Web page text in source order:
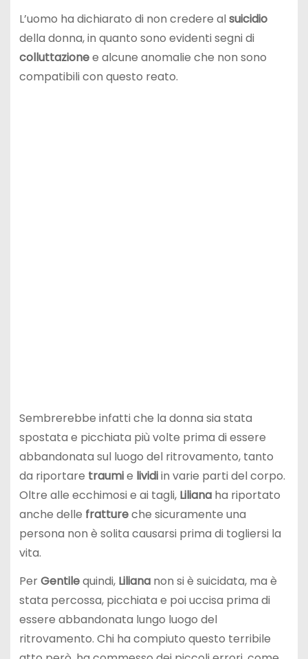
L’uomo ha dichiarato di non credere alsuicidio
della donna, in quanto sono evidenti segni di
colluttazionee alcune anomalie che non sono
compatibili con questo reato.
Sembrerebbe infatti che la donna sia stata
spostata e picchiata più volte prima di essere
abbandonata sul luogo del ritrovamento, tanto
da riportare traumie lividiin varie parti del corpo.
Oltre alle ecchimosi e ai tagli, Lilianaha riportato
anche delle frattureche sicuramente una
persona non è solita causarsi prima di togliersi la
vita.
PerGentilequindi, Liliananon si è suicidata, ma è
stata percossa, picchiata e poi uccisa prima di
essere abbandonata lungo luogo del
ritrovamento. Chi ha compiuto questo terribile